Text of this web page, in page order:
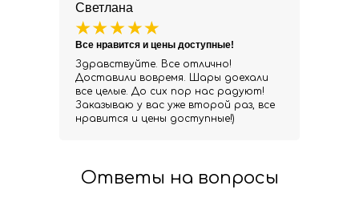
Светлана
Здравствуйте. Все отлично!
Доставили вовремя. Шары доехали
все целые. До сих пор нас радуют!
Заказываю у вас уже второй раз, все
нравится и цены доступные!)
Все нравится и цены доступные!
Ответы на вопросы